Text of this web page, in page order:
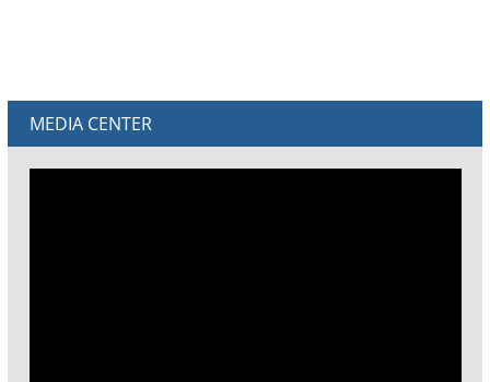
MEDIA CENTER